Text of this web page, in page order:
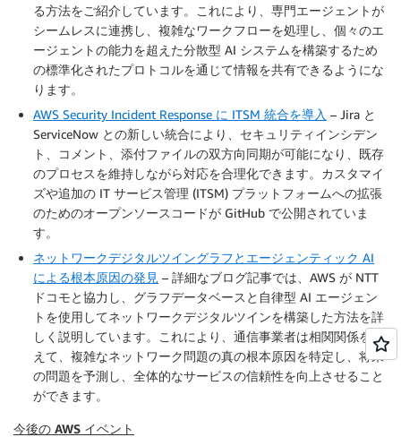
る方法をご紹介しています。これにより、専門エージェントが
シームレスに連携し、複雑なワークフローを処理し、個々のエ
ージェントの能力を超えた分散型 AI システムを構築するため
の標準化されたプロトコルを通じて情報を共有できるようにな
ります。
AWS Security Incident Response に ITSM 統合を導入 – Jira と
ServiceNow との新しい統合により、セキュリティインシデン
ト、コメント、添付ファイルの双方向同期が可能になり、既存
のプロセスを維持しながら対応を合理化できます。カスタマイ
ズや追加の IT サービス管理 (ITSM) プラットフォームへの拡張
のためのオープンソースコードが GitHub で公開されていま
す。
ネットワークデジタルツイングラフとエージェンティック AI
による根本原因の発見 – 詳細なブログ記事では、AWS が NTT
ドコモと協力し、グラフデータベースと自律型 AI エージェン
トを使用してネットワークデジタルツインを構築した方法を詳
しく説明しています。これにより、通信事業者は相関関係を超
えて、複雑なネットワーク問題の真の根本原因を特定し、将来
の問題を予測し、全体的なサービスの信頼性を向上させること
ができます。
今後の AWS イベント